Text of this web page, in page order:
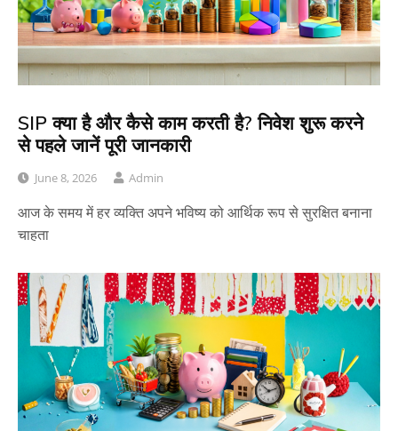
SIP क्या है और कैसे काम करती है? निवेश शुरू करने
से पहले जानें पूरी जानकारी
June 8, 2026 Admin
आज के समय में हर व्यक्ति अपने भविष्य को आर्थिक रूप से सुरक्षित बनाना
चाहता